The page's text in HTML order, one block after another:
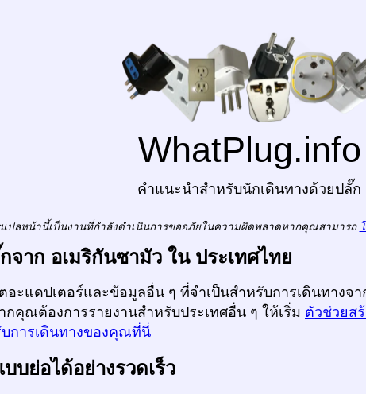
WhatPlug.info
คำแนะนำสำหรับนักเดินทางด้วยปลั๊ก
ปลหน้านี้เป็นงานที่กำลังดำเนินการขออภัยในความผิดพลาดหากคุณสามารถ
จาก อเมริกันซามัว ใน ประเทศไทย
อะแดปเตอร์และข้อมูลอื่น ๆ ที่จำเป็นสำหรับการเดินทางจา
คุณต้องการรายงานสำหรับประเทศอื่น ๆ ให้เริ่ม ตัวช่วยส
การเดินทางของคุณที่นี่
บย่อได้อย่างรวดเร็ว